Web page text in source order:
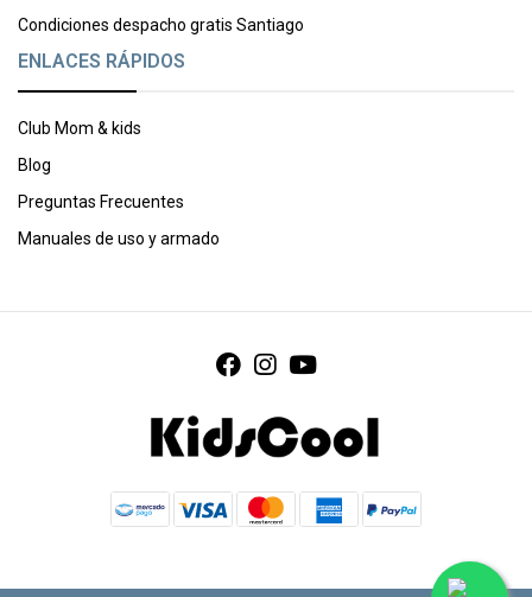
Condiciones despacho gratis Santiago
ENLACES RÁPIDOS
Club Mom & kids
Blog
Preguntas Frecuentes
Manuales de uso y armado